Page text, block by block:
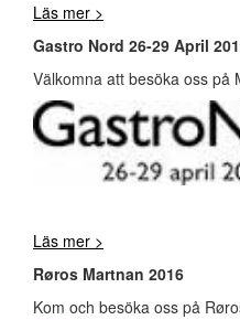
Läs mer >
Gastro Nord 26-29 April
Välkomna att besöka oss på
Läs mer >
Røros Martnan 2016
Kom och besöka oss på